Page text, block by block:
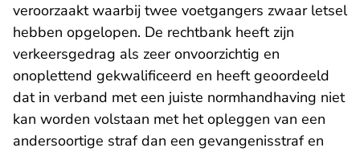
veroorzaakt waarbij twee voetgangers zwaar letsel
hebben opgelopen. De rechtbank heeft zijn
verkeersgedrag als zeer onvoorzichtig en
onoplettend gekwalificeerd en heeft geoordeeld
dat in verband met een juiste normhandhaving niet
kan worden volstaan met het opleggen van een
andersoortige straf dan een gevangenisstraf en